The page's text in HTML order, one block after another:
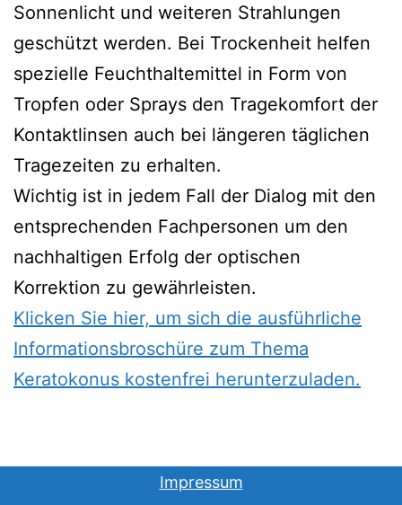
Sonnenlicht und weiteren Strahlungen
geschützt werden. Bei Trockenheit helfen
spezielle Feuchthaltemittel in Form von
Tropfen oder Sprays den Tragekomfort der
Kontaktlinsen auch bei längeren täglichen
Tragezeiten zu erhalten.
Wichtig ist in jedem Fall der Dialog mit den
entsprechenden Fachpersonen um den
nachhaltigen Erfolg der optischen
Korrektion zu gewährleisten.
Klicken Sie hier, um sich die ausführliche
Informationsbroschüre zum Thema
Keratokonus kostenfrei herunterzuladen.
Impressum